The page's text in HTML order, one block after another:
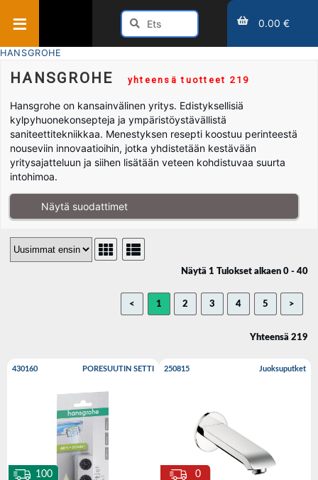
0.00 €
HANSGROHE
HANSGROHE yhteensä tuotteet 219
Hansgrohe on kansainvälinen yritys. Edistyksellisiä
kylpyhuonekonsepteja ja ympäristöystävällistä
saniteettitekniikkaa. Menestyksen resepti koostuu perinteestä
nouseviin innovaatioihin, jotka yhdistetään kestävään
yritysajatteluun ja siihen lisätään veteen kohdistuvaa suurta
intohimoa.
Näytä suodattimet
Näytä 1 Tulokset alkaen 0 - 40
< 1 2 3 4 5 >
Yhteensä 219
430160 PORESUUTIN SETTI
100
250815 Juoksuputket
0